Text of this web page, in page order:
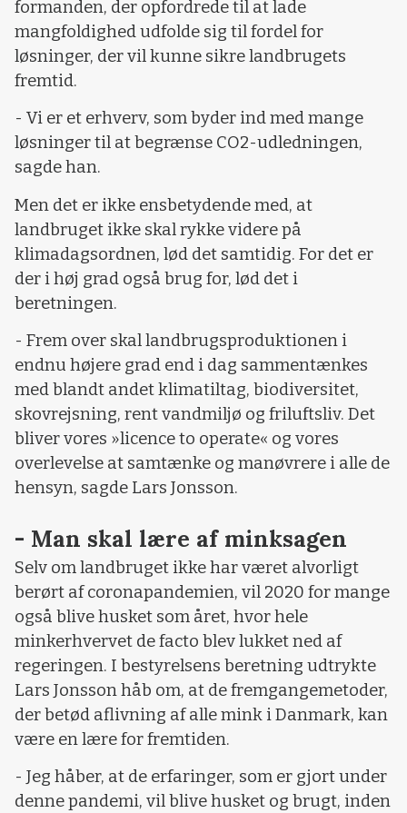
formanden, der opfordrede til at lade
mangfoldighed udfolde sig til fordel for
løsninger, der vil kunne sikre landbrugets
fremtid.
- Vi er et erhverv, som byder ind med mange
løsninger til at begrænse CO2-udledningen,
sagde han.
Men det er ikke ensbetydende med, at
landbruget ikke skal rykke videre på
klimadagsordnen, lød det samtidig. For det er
der i høj grad også brug for, lød det i
beretningen.
- Frem over skal landbrugsproduktionen i
endnu højere grad end i dag sammentænkes
med blandt andet klimatiltag, biodiversitet,
skovrejsning, rent vandmiljø og friluftsliv. Det
bliver vores »licence to operate« og vores
overlevelse at samtænke og manøvrere i alle de
hensyn, sagde Lars Jonsson.
- Man skal lære af minksagen
Selv om landbruget ikke har været alvorligt
berørt af coronapandemien, vil 2020 for mange
også blive husket som året, hvor hele
minkerhvervet de facto blev lukket ned af
regeringen. I bestyrelsens beretning udtrykte
Lars Jonsson håb om, at de fremgangemetoder,
der betød aflivning af alle mink i Danmark, kan
være en lære for fremtiden.
- Jeg håber, at de erfaringer, som er gjort under
denne pandemi, vil blive husket og brugt, inden